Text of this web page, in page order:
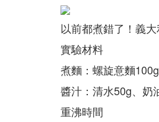
以前都煮錯了！義
實驗材料
煮麵：螺旋意麵
醬汁：清水50g、奶
重沸時間